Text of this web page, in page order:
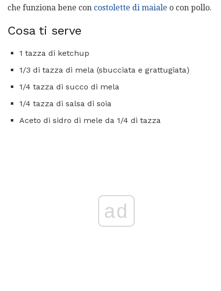
che funziona bene con costolette di maiale o con pollo.
Cosa ti serve
1 tazza di ketchup
1/3 di tazza di mela (sbucciata e grattugiata)
1/4 tazza di succo di mela
1/4 tazza di salsa di soia
Aceto di sidro di mele da 1/4 di tazza
ad